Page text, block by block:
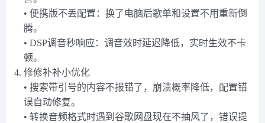
• 便携版不丢配置：换了电脑后歌单和设置不用重新倒
腾。
• DSP调音秒响应：调音效时延迟降低，实时生效不卡
顿。
修修补补小优化
• 搜索带引号的内容不报错了，崩溃概率降低，配置错
误自动修复。
• 转换音频格式时遇到谷歌网盘现在不抽风了，错误提